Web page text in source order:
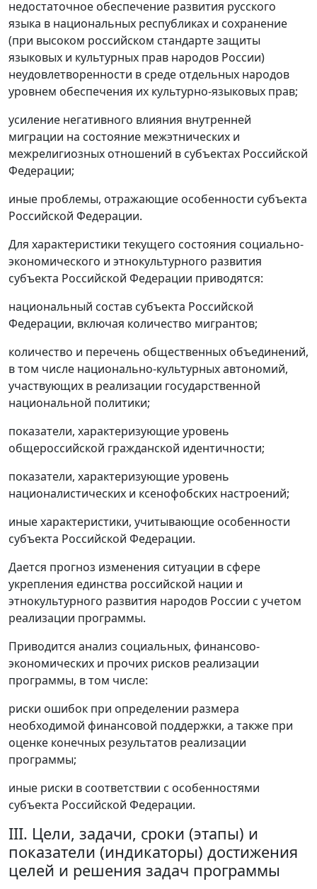
недостаточное обеспечение развития русского
языка в национальных республиках и сохранение
(при высоком российском стандарте защиты
языковых и культурных прав народов России)
неудовлетворенности в среде отдельных народов
уровнем обеспечения их культурно-языковых прав;
усиление негативного влияния внутренней
миграции на состояние межэтнических и
межрелигиозных отношений в субъектах Российской
Федерации;
иные проблемы, отражающие особенности субъекта
Российской Федерации.
Для характеристики текущего состояния социально-
экономического и этнокультурного развития
субъекта Российской Федерации приводятся:
национальный состав субъекта Российской
Федерации, включая количество мигрантов;
количество и перечень общественных объединений,
в том числе национально-культурных автономий,
участвующих в реализации государственной
национальной политики;
показатели, характеризующие уровень
общероссийской гражданской идентичности;
показатели, характеризующие уровень
националистических и ксенофобских настроений;
иные характеристики, учитывающие особенности
субъекта Российской Федерации.
Дается прогноз изменения ситуации в сфере
укрепления единства российской нации и
этнокультурного развития народов России с учетом
реализации программы.
Приводится анализ социальных, финансово-
экономических и прочих рисков реализации
программы, в том числе:
риски ошибок при определении размера
необходимой финансовой поддержки, а также при
оценке конечных результатов реализации
программы;
иные риски в соответствии с особенностями
субъекта Российской Федерации.
III. Цели, задачи, сроки (этапы) и
показатели (индикаторы) достижения
целей и решения задач программы